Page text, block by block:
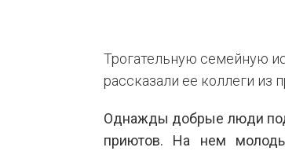
Трогательную семейную
рассказали ее коллеги из
Однажды добрые люди
приютов. На нем